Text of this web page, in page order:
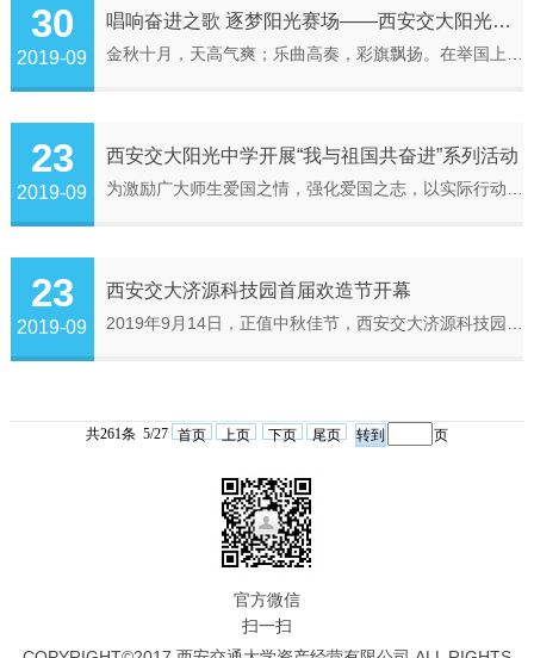
30
2019-09
唱响奋进之歌 逐梦阳光赛场——西安交大阳光中学第十七届田径运动会隆重开幕
23
2019-09
西安交大阳光中学开展“我与祖国共奋进”系列活动
23
2019-09
西安交大济源科技园首届欢造节开幕
共261条 5/27 首页 上页 下页 尾页 页
官方微信
扫一扫